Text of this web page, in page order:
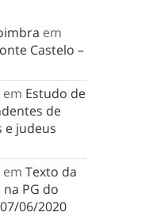
em
Castelo –
em Estudo de
de
e judeus
em Texto da
PG do
06/2020